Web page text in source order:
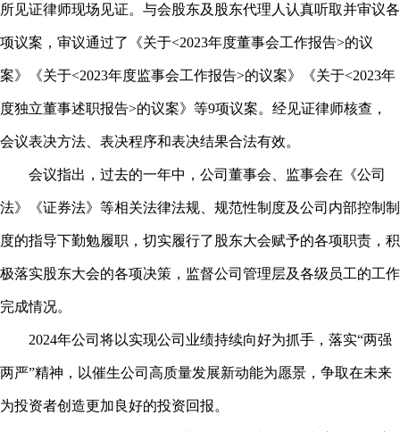
所见证律师现场见证。与会股东及股东代理人认真听取并审议各
项议案，审议通过了《关于<2023年度董事会工作报告>的议
案》《关于<2023年度监事会工作报告>的议案》《关于<2023年
度独立董事述职报告>的议案》等9项议案。经见证律师核查，
会议表决方法、表决程序和表决结果合法有效。
会议指出，过去的一年中，公司董事会、监事会在《公司
法》《证券法》等相关法律法规、规范性制度及公司内部控制制
度的指导下勤勉履职，切实履行了股东大会赋予的各项职责，积
极落实股东大会的各项决策，监督公司管理层及各级员工的工作
完成情况。
2024年公司将以实现公司业绩持续向好为抓手，落实“两强
两严”精神，以催生公司高质量发展新动能为愿景，争取在未来
为投资者创造更加良好的投资回报。